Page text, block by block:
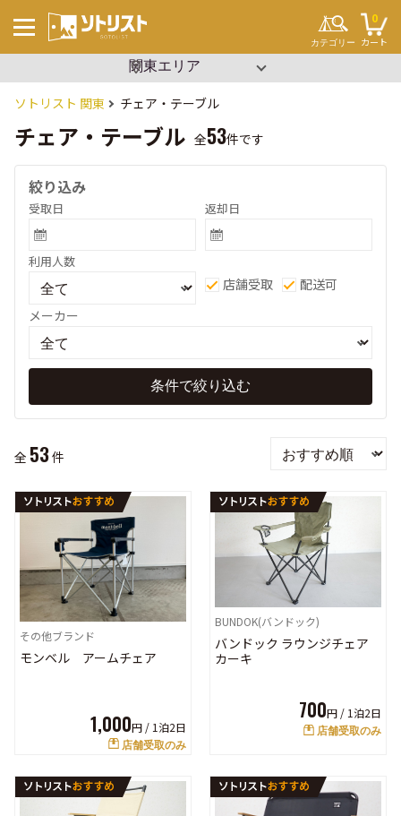
カテゴリー
0
カート
ソトリスト 関東 チェア・テーブル
チェア・テーブル 全53件です
絞り込み
受取日 返却日
利用人数
店舗受取
配送可
メーカー
全 53件
その他ブランド
モンベル アームチェア
1,000円 / 1泊2日
店舗受取のみ
BUNDOK(バンドック)
バンドック ラウンジチェア
カーキ
700円 / 1泊2日
店舗受取のみ
▼ エリアを選択
キーワードから探す
#ソロキャンプ
#ファミリーキャンプ
#ワンポール
#パップテント
#タープ
#寝袋
#コット
#ビーチパーティー
#イベント
チェア・テーブル
調理用品
寝袋・マット
ランタン
クーラーボックス